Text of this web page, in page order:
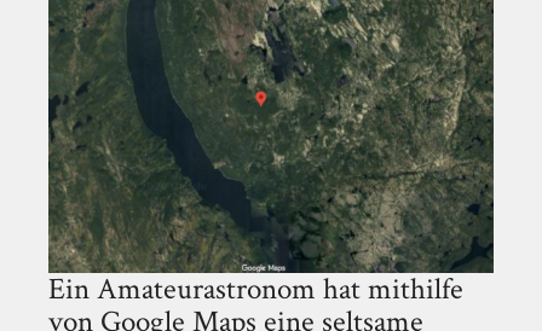
Ein Amateurastronom hat mithilfe
von Google Maps eine seltsame